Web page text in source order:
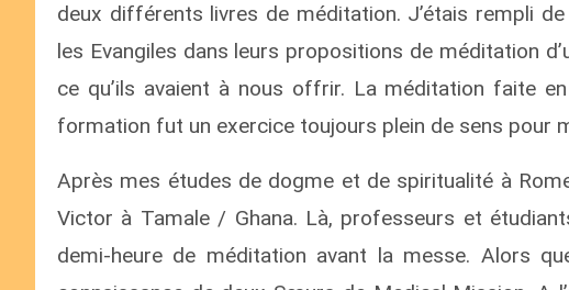
deux différents livres de méditation. J’étais rempli
les Evangiles dans leurs propositions de méditation
ce qu’ils avaient à nous offrir. La méditation faite
formation fut un exercice toujours plein de sens pour
Après mes études de dogme et de spiritualité à
Victor à Tamale / Ghana. Là, professeurs et
demi-heure de méditation avant la messe. Alors